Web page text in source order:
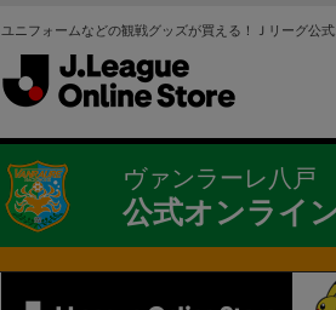
ユニフォームなどの観戦グッズが買える！Ｊリーグ公
ヴァンラーレ八戸
公式オンライ